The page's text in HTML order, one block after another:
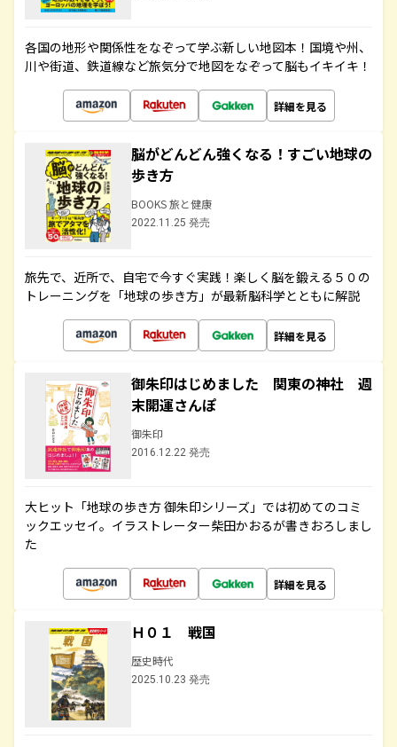
各国の地形や関係性をなぞって学ぶ新しい地図本！国境や州、
川や街道、鉄道線など旅気分で地図をなぞって脳もイキイキ！
詳細を見る
脳がどんどん強くなる！すごい地球の
歩き方
BOOKS 旅と健康
2022.11.25 発売
旅先で、近所で、自宅で今すぐ実践！楽しく脳を鍛える５０の
トレーニングを「地球の歩き方」が最新脳科学とともに解説
詳細を見る
御朱印はじめました 関東の神社 週
末開運さんぽ
御朱印
2016.12.22 発売
大ヒット「地球の歩き方 御朱印シリーズ」では初めてのコミ
ックエッセイ。イラストレーター柴田かおるが書きおろしまし
た
詳細を見る
Ｈ０１ 戦国
歴史時代
2025.10.23 発売